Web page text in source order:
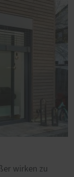
wirken zu